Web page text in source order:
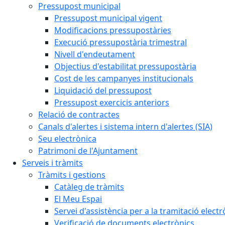
Pressupost municipal
Pressupost municipal vigent
Modificacions pressupostàries
Execució pressupostària trimestral
Nivell d'endeutament
Objectius d'estabilitat pressupostària
Cost de les campanyes institucionals
Liquidació del pressupost
Pressupost exercicis anteriors
Relació de contractes
Canals d'alertes i sistema intern d'alertes (SIA)
Seu electrònica
Patrimoni de l'Ajuntament
Serveis i tràmits
Tràmits i gestions
Catàleg de tràmits
El Meu Espai
Servei d'assistència per a la tramitació